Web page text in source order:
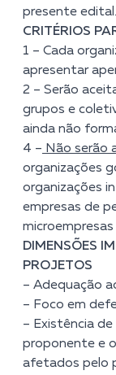
presente edital.
CRITÉRIOS
1 – Cada
apresentar
2 – Serão
grupos e
ainda não
4 – Não serão
organizações
organizações
empresas de
DIMENSÕES
PROJETOS
– Adequação
– Foco em
– Existência
proponente e
afetados pelo